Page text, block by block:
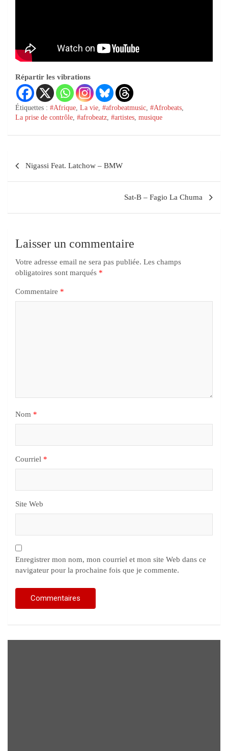
Répartir les vibrations
Étiquettes : #Afrique, La vie, #afrobeatmusic, #Afrobeats,
La prise de contrôle, #afrobeatz, #artistes, musique
Nigassi Feat. Latchow – BMW
Sat-B – Fagio La Chuma
Laisser un commentaire
Votre adresse email ne sera pas publiée. Les champs
obligatoires sont marqués *
Commentaire *
Nom *
Courriel *
Site Web
Enregistrer mon nom, mon courriel et mon site Web dans ce
navigateur pour la prochaine fois que je commente.